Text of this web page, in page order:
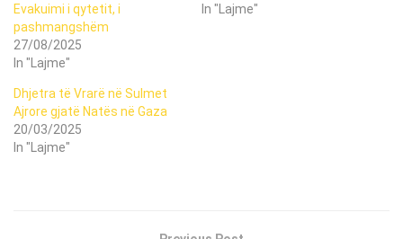
Evakuimi i qytetit, i
pashmangshëm
27/08/2025
In "Lajme"
In "Lajme"
Dhjetra të Vrarë në Sulmet
Ajrore gjatë Natës në Gaza
20/03/2025
In "Lajme"